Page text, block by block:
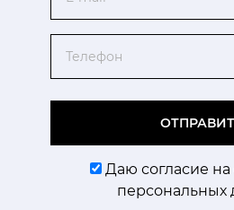
Даю согласие на
персональных